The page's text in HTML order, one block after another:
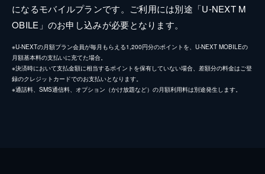
になるモバイルプランです。ご利用には別途「U-NEXT M
OBILE」のお申し込みが必要となります。
※U-NEXTの月額プラン会員が毎月もらえる1,200円分のポイントを、U-NEXT MOBILEの
月額基本料の支払いに充てた場合。
※決済時において支払金額に相当するポイントを保有していない場合、差額分の料金はご登
録のクレジットカードでのお支払いとなります。
※通話料、SMS通信料、オプション（かけ放題など）の月額利用料は別途発生します。